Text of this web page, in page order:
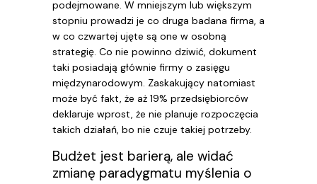
podejmowane. W mniejszym lub większym
stopniu prowadzi je co druga badana firma, a
w co czwartej ujęte są one w osobną
strategię. Co nie powinno dziwić, dokument
taki posiadają głównie firmy o zasięgu
międzynarodowym. Zaskakujący natomiast
może być fakt, że aż 19% przedsiębiorców
deklaruje wprost, że nie planuje rozpoczęcia
takich działań, bo nie czuje takiej potrzeby.
Budżet jest barierą, ale widać
zmianę paradygmatu myślenia o